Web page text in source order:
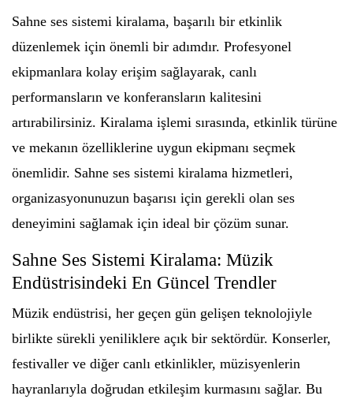
Sahne ses sistemi kiralama, başarılı bir etkinlik
düzenlemek için önemli bir adımdır. Profesyonel
ekipmanlara kolay erişim sağlayarak, canlı
performansların ve konferansların kalitesini
artırabilirsiniz. Kiralama işlemi sırasında, etkinlik türüne
ve mekanın özelliklerine uygun ekipmanı seçmek
önemlidir. Sahne ses sistemi kiralama hizmetleri,
organizasyonunuzun başarısı için gerekli olan ses
deneyimini sağlamak için ideal bir çözüm sunar.
Sahne Ses Sistemi Kiralama: Müzik
Endüstrisindeki En Güncel Trendler
Müzik endüstrisi, her geçen gün gelişen teknolojiyle
birlikte sürekli yeniliklere açık bir sektördür. Konserler,
festivaller ve diğer canlı etkinlikler, müzisyenlerin
hayranlarıyla doğrudan etkileşim kurmasını sağlar. Bu